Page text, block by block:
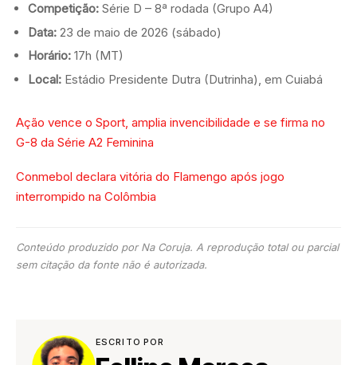
Competição: Série D – 8ª rodada (Grupo A4)
Data: 23 de maio de 2026 (sábado)
Horário: 17h (MT)
Local: Estádio Presidente Dutra (Dutrinha), em Cuiabá
Ação vence o Sport, amplia invencibilidade e se firma no
G-8 da Série A2 Feminina
Conmebol declara vitória do Flamengo após jogo
interrompido na Colômbia
Conteúdo produzido por Na Coruja. A reprodução total ou parcial
sem citação da fonte não é autorizada.
ESCRITO POR